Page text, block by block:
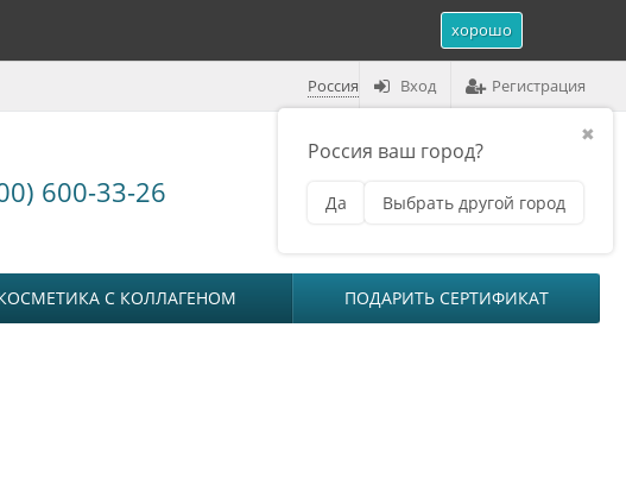
хорошо
Россия
✖
Россия ваш город?
Да Выбрать другой город
Вход Регистрация
600-33-26 на сумму 0₽
С КОЛЛАГЕНОМ ПОДАРИТЬ СЕРТИФИКАТ